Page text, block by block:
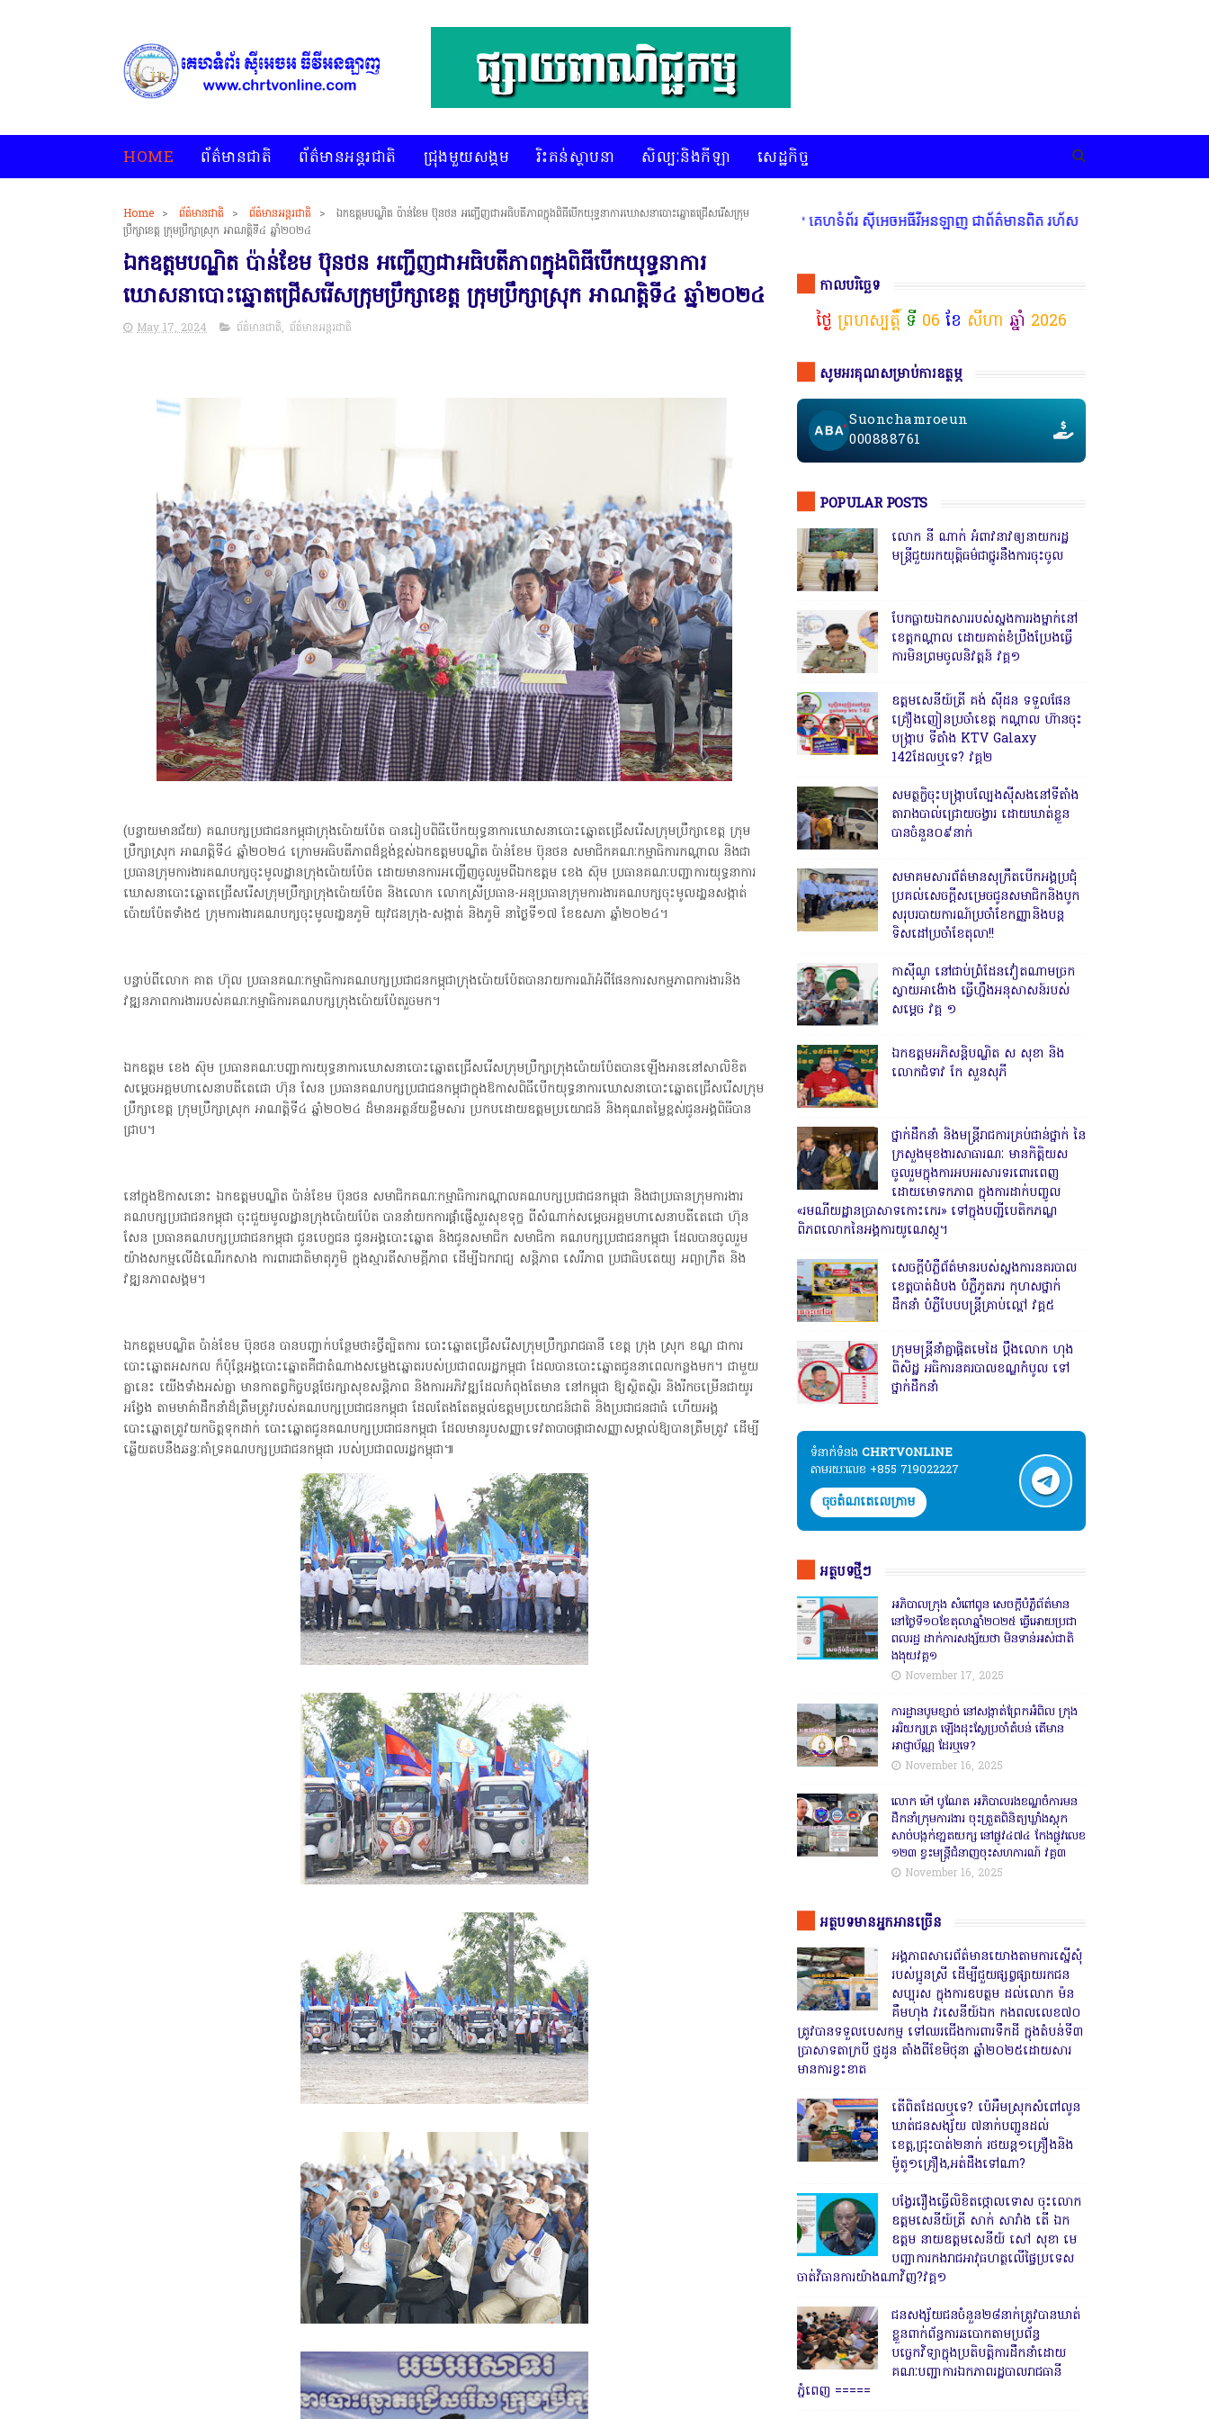
HOME ព័ត៌មានជាតិ ព័ត៌មានអន្តរជាតិ ជ្រុងមួយសង្គម រិះគន់ស្ថាបនា សិល្បៈនិងកីឡា សេដ្ឋកិច្ច
Home > ព័ត៌មានជាតិ > ព័ត៌មានអន្តរជាតិ >
ឯកឧត្តមបណ្ឌិត ប៉ាន់ខែម ប៊ុនថន អញ្ជើញជាអធិបតីភាពក្នុងពិធីបើកយុទ្ធនាការឃោសនាបោះឆ្នោតជ្រើសរើសក្រុម
ប្រឹក្សាខេត្ត ក្រុមប្រឹក្សាស្រុក អាណត្តិទី៤ ឆ្នាំ២០២៤
ឯកឧត្តមបណ្ឌិត ប៉ាន់ខែម ប៊ុនថន អញ្ជើញជាអធិបតីភាពក្នុងពិធីបើកយុទ្ធនាការ
ឃោសនាបោះឆ្នោតជ្រើសរើសក្រុមប្រឹក្សាខេត្ត ក្រុមប្រឹក្សាស្រុក អាណត្តិទី៤ ឆ្នាំ២០២៤
May 17, 2024 ព័ត៌មានជាតិ, ព័ត៌មានអន្តរជាតិ
(បន្ទាយមានជ័យ) គណបក្សប្រជាជនកម្ពុជាក្រុងប៉ោយប៉ែត បានរៀបពិធីបើកយុទ្ធនាការឃោសនាបោះឆ្នោតជ្រើសរើសក្រុមប្រឹក្សាខេត្ត ក្រុម
ប្រឹក្សាស្រុក អាណត្តិទី៤ ឆ្នាំ២០២៤ ក្រោមអធិបតីភាពដ៏ខ្ពង់ខ្ពស់ឯកឧត្តមបណ្ឌិត ប៉ាន់ខែម ប៊ុនថន សមាជិកគណៈកម្មាធិការកណ្ដាល និងជា
ប្រធានក្រុមការងារគណបក្សចុះមូលដ្ឋានក្រុងប៉ោយប៉ែត ដោយមានការអញ្ជើញចូលរួមពីឯកឧត្តម ខេង ស៊ុម ប្រធានគណៈបញ្ជាការយុទ្ធនាការ
ឃោសនាបោះឆ្នោតជ្រើសរើសក្រុមប្រឹក្សាក្រុងប៉ោយប៉ែត និងលោក លោកស្រីប្រធាន-អនុប្រធានក្រុមការងារគណបក្សចុះមូលដា្ឋនសង្កាត់
ប៉ោយប៉ែតទាំង៥ ក្រុមការងារគណបក្សចុះមូលដា្ឋនភូមិ យុវជនក្រុង-សង្កាត់ និងភូមិ នាថ្ងៃទី១៧ ខែឧសភា ឆ្នាំ២០២៤។
បន្ទាប់ពីលោក គាត ហ៊ុល ប្រធានគណៈកម្មាធិការគណបក្សប្រជាជនកម្ពុជាក្រុងប៉ោយប៉ែតបានរាយការណ៍អំពីផែនការសកម្មភាពការងារនិង
វឌ្ឍនភាពការងាររបស់គណៈកម្មាធិការគណបក្សក្រុងប៉ោយប៉ែតរួចមក។
ឯកឧត្តម ខេង ស៊ុម ប្រធានគណៈបញ្ជាការយុទ្ធនាការឃោសនាបោះឆ្នោតជ្រើសរើសក្រុមប្រឹក្សាក្រុងប៉ោយប៉ែតបានឡើងអាននៅសាលិខិត
សម្ដេចអគ្គមហាសេនាបតីតេជោ ហ៊ុន សែន ប្រធានគណបក្សប្រជាជនកម្ពុជាក្នុងឱកាសពិធីបើកយុទ្ធនាការឃោសនាបោះឆ្នោតជ្រើសរើសក្រុម
ប្រឹក្សាខេត្ត ក្រុមប្រឹក្សាស្រុក អាណត្តិទី៤ ឆ្នាំ២០២៤ ដ៏មានអត្ថន័យខ្លឹមសារ ប្រកបដោយឧត្តមប្រយោជន៍ និងគុណតម្លៃខ្ពស់ជូនអង្គពិធីបាន
ជ្រាប។
នៅក្នុងឱកាសនោះ ឯកឧត្តមបណ្ឌិត ប៉ាន់ខែម ប៊ុនថន សមាជិកគណៈកម្មាធិការកណ្តាលគណបក្សប្រជាជនកម្ពុជា និងជាប្រធានក្រុមការងារ
គណបក្សប្រជាជនកម្ពុជា ចុះជួយមូលដ្ឋានក្រុងប៉ោយប៉ែត បាននាំយកការផ្តាំផ្ញេីសួរសុខទុក្ខ ពីសំណាក់សម្តេចអគ្គមហាសេនាបតីតេជោ ហ៊ុន
សែន ប្រធានគណបក្សប្រជាជនកម្ពុជា ជូនបេក្ខជន ជូនអង្គបោះឆ្នោត និងជូនសមាជិក សមាជិកា គណបក្សប្រជាជនកម្ពុជា ដែលបានចូលរួម
យ៉ាងសកម្មលេីដំណេីរកសាង ការពារជាតិមាតុភូមិ ក្នុងស្មារតីសាមគ្គីភាព ដេីម្បីឯករាជ្យ សន្តិភាព សេរីភាព ប្រជាធិបតេយ្យ អព្យាក្រឹត និង
វឌ្ឍនភាពសង្គម។
ឯកឧត្តមបណ្ឌិត ប៉ាន់ខែម ប៊ុនថន បានបញ្ជាក់បន្ថែមថា៖ថ្វីត្បិតការ បោះឆ្នោតជ្រើសរើសក្រុមប្រឹក្សារាជធានី ខេត្ត ក្រុង ស្រុក ខណ្ឌ ជាការ
បោះឆ្នោតអសកល ក៏ប៉ុន្តែអង្គបោះឆ្នោតគឺជាតំណាងសម្លេងឆ្នោតរបស់ប្រជាពលរដ្ឋកម្ពុជា ដែលបានបោះឆ្នោតជូននាពេលកន្លងមក។ ជាមួយ
គ្នានេះ យេីងទាំងអស់គ្នា មានកាតព្វកិច្ចបន្តថែរក្សាសុខសន្តិភាព និងការអភិវឌ្ឍដែលកំពុងតែមាន នៅកម្ពុជា ឱ្យស្ថិតស្ថិរ និងរីកចម្រេីនជាយូរ
អង្វែង តាមមាគ៌ាដឹកនាំដ៏ត្រឹមត្រូវរបស់គណបក្សប្រជាជនកម្ពុជា ដែលតែងតែតម្កល់ឧត្តមប្រយោជន៍ជាតិ និងប្រជាជនជាធំ ហេីយអង្គ
បោះឆ្នោតត្រូវយកចិត្តទុកដាក់ បោះឆ្នោតជូនគណបក្សប្រជាជនកម្ពុជា ដែលមានរូបសញ្ញាទេវតាបាចផ្កាជាសញ្ញាសម្គាល់ឱ្យបានត្រឹមត្រូវ ដេីម្បី
ឆ្លេីយតបនឹងឆន្ទៈគាំទ្រគណបក្សប្រជាជនកម្ពុជា របស់ប្រជាពលរដ្ឋកម្ពុជា៕
* គេហទំព័រ ស៊ីអេចអធីវីអនឡាញ ជាព័ត៌មានពិត រហ័ស អព្យាក្រឹត និងរៀបចំ ជ្រើសរើស ក្រុម
កាលបរិច្ឆេទ
ថ្ងៃ ព្រហស្បត្តិ៍ ទី 06 ខែ សីហា ឆ្នាំ 2026
សូមអរគុណសម្រាប់ការឧត្ថម្ភ
Suonchamroeun
000888761
POPULAR POSTS
លោក នី ណាក់ អំពាវនាវឲ្យនាយករដ្ឋ
មន្ត្រីជួយរកយុត្តិធម៌ជាថ្នូរនឹងការចុះចូល
បែកធ្លាយឯកសាររបស់ស្នងការរងម្នាក់នៅ
ខេត្តកណ្ដាល ដោយគាត់ខំប្រឹងប្រែងធ្វើ
ការមិនព្រមចូលនិវត្តន៍ វគ្គ១
ឧត្តមសេនីយ៍ត្រី គង់ ស៊ីដន ទទួលផែន
គ្រឿងញៀនប្រចាំខេត្ត កណ្តាល ហ៊ានចុះ
បង្ក្រាប ទីតាំង KTV Galaxy
142ដែលឬទេ? វគ្គ២
សមត្ថកិ្ចចុះបង្ក្រាបល្បែងស៊ីសងនៅទីតាំង
តារាងបាល់ជ្រោយចង្វារ ដោយឃាត់ខ្លួន
បានចំនួន០៩នាក់
សមាគមសារព័ត៌មានសុក្រឹតបើកអង្គប្រជុំ
ប្រគល់សេចក្តីសម្រេចជូនសមាជិកនិងបូក
សរុបរបាយការណ៍ប្រចាំខែកញ្ញានិងបន្ត
ទិសដៅប្រចាំខែតុលា!!
កាសុីណូ នៅជាប់ព្រំដែនវៀតណាមច្រក
ស្វាយអាង៉ោង ធ្វើហ្នឹងអនុសាសន៍របស់
សម្ដេច វគ្គ ១
ឯកឧត្តមអភិសន្តិបណ្ឌិត ស សុខា និង
លោកជំទាវ កែ សួនសុភី
ថ្នាក់ដឹកនាំ និងមន្ត្រីរាជការគ្រប់ជាន់ថ្នាក់ នៃ
ក្រសួងមុខងារសាធារណៈ មានកិត្តិយស
ចូលរួមក្នុងការអបអរសារទរពោរពេញ
ដោយមោទកភាព ក្នុងការដាក់បញ្ចូល
«រមណីយដ្ឋានប្រាសាទកោះកេរ» ទៅក្នុងបញ្ជីបេតិកភណ្ឌ
ពិភពលោកនៃអង្គការយូណេស្កូ។
សេចក្តីបំភ្លឺព័ត៌មានរបស់ស្នងការនគរបាល
ខេត្តបាត់ដំបង បំភ្លឺភូតភរ កុហសថ្នាក់
ដឹកនាំ បំភ្លឺបែបបន្ត្រីគ្រាប់ល្ពៅ វគ្គ៥
ក្រុមមន្ត្រីនាំគ្នាផ្ដិតមេដៃ ប្ដឹងលោក ហុង
ពិសិដ្ឋ អធិការនគរបាលខណ្ឌកំបូល ទៅ
ថ្នាក់ដឹកនាំ
ទំនាក់ទំនង​​ CHRTVONLINE
តាមរយៈលេខ +855 719022227
ចុចតំណតេលេក្រាម
អត្ថបទថ្មីៗ
អភិបាលក្រុង សំពៅពូន សេចក្តីបំភ្លឺព័ត៌មាន
នៅថ្ងៃទី១០ខែតុលាឆ្នាំ២០២៥ ធ្វើអោយប្រជា
ពលរដ្ឋ ដាក់ការសង្ស័យថា មិនទាន់អស់ជាតិ
ងងុយវគ្គ១
November 17, 2025
ការដ្ឋានបូមខ្សាច់ នៅសង្កាត់ព្រែកអំពិល ក្រុង
អរិយក្សត្រ ឡើងដុះស្លែប្រចាំតំបន់ តើមាន
អាជ្ញាប័ណ្ណ ដែរឬទេ?
November 16, 2025
លោក ម៉ៅ បូណែត អភិបាលរងខណ្ឌចំការមន
ដឹកនាំក្រុមការងារ ចុះត្រួតពិនិត្យឃ្លាំងស្តុក
សាច់បង្កក់ខា្នតយក្ស នៅផ្លូវ៤៧៤ កែងផ្លូវលេខ
១២៣ ខ្វះមន្ត្រីជំនាញចុះសហការណ៍ វគ្គ៣
November 16, 2025
អត្ថបទមានអ្នកអានច្រើន
អង្គភាពសារេព័ត៌មានយោងតាមការស្នើសុំ
របស់ប្អូនស្រី ដើម្បីជួយផ្សព្វផ្សាយរកជន
សប្បុរស ក្នុងការឧបត្ថម ដល់លោក ម៉ន
គឹមហុង វរសេនីយ៍ឯក កងពលលេខ៧០
ត្រូវបានទទួលបេសកម្ម ទៅឈរជើងការពារទឹកដី ក្នុងតំបន់ទី៣
ប្រាសាទតាក្របី ថ្មដូន តាំងពីខែមិថុនា ឆ្នាំ២០២៥ដោយសារ
មានការខ្វះខាត
តើពិតដែលឬទេ? ប៉េអឹមស្រុកសំពៅលូន
ឃាត់ជនសង្ស័យ ៧នាក់បញ្ជូនដល់
ខេត្ត,ជ្រុះបាត់២នាក់ រថយន្ត១គ្រឿងនិង
ម៉ូតូ១គ្រឿង,អត់ដឹងទៅណា?
បង្វែររឿងធ្វើលិខិតថ្កោលទោស ចុះលោក
ឧត្តមសេនីយ៍ត្រី សាក់ សារាំង តើ ឯក
ឧត្តម នាយឧត្តមសេនីយ៍ សៅ សុខា មេ
បញ្ជាការកងរាជអាវុធហត្ថលើផ្ទៃប្រទេស
ចាត់វិធានការយ៉ាងណាវិញ?វគ្គ១
ជនសង្ស័យជនចំនួន២៨នាក់ត្រូវបានឃាត់
ខ្លួនពាក់ព័ន្ធការឆបោកតាមប្រព័ន្ធ
បច្ចេកវិទ្យាក្នុងប្រតិបត្តិការដឹកនាំដោយ
គណៈបញ្ជាការឯកភាពរដ្ឋបាលរាជធានី
ភ្នំពេញ ‎=====